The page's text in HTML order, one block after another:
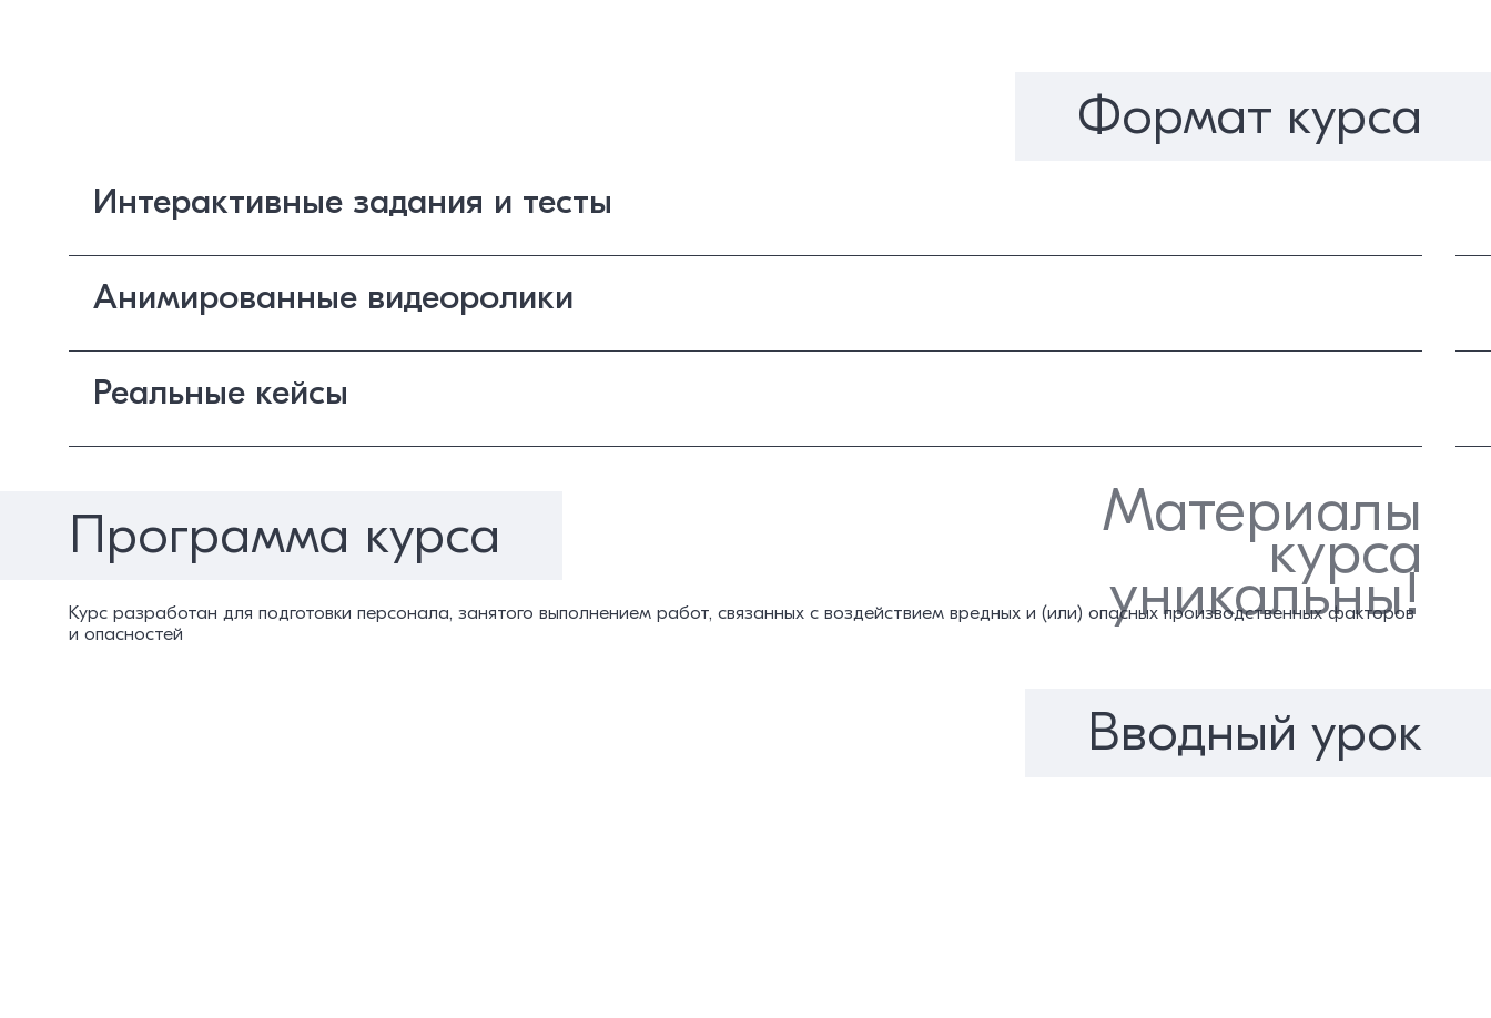
Формат курса
Интерактивные задания и тесты
Анимированные видеоролики
Реальные кейсы
Программа курса Материалы
курса
уникальны!
Курс разработан для подготовки персонала, занятого выполнением работ, связанных с воздействием вредных и (или) опасных производственных факторов
и опасностей
Вводный урок